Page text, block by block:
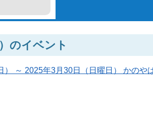
のイベント
） ～ 2025年3月30日（日曜日） かの